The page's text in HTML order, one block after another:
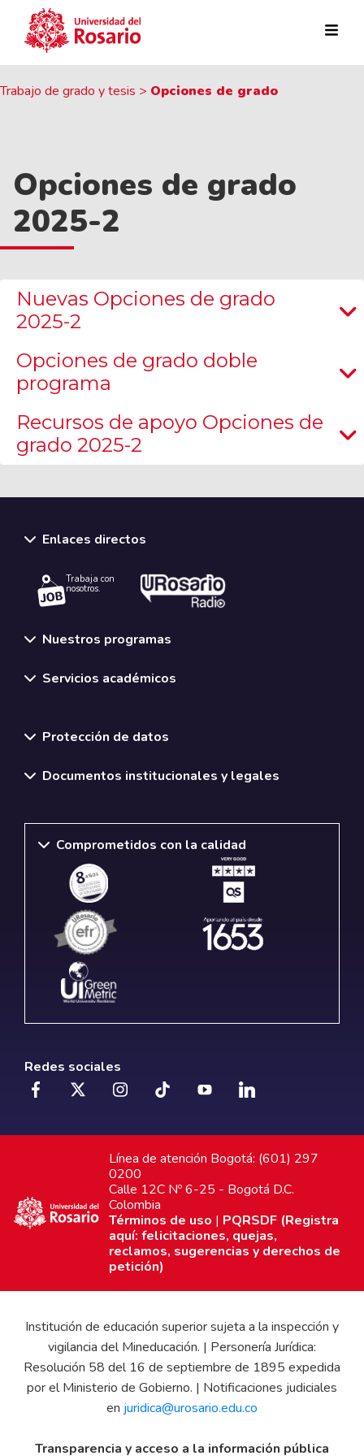
Trabajo de grado y tesis > Opciones de grado
Opciones de grado
2025-2
Nuevas Opciones de grado
2025-2
Opciones de grado doble
programa
Recursos de apoyo Opciones de
grado 2025-2
Enlaces directos
Trabaja con
nosotros.
Nuestros programas
Servicios académicos
Protección de datos
Documentos institucionales y legales
Comprometidos con la calidad
Redes sociales
Línea de atención Bogotá: (601) 297
0200
Calle 12C Nº 6-25 - Bogotá D.C.
Colombia
Términos de uso | PQRSDF (Registra
aquí: felicitaciones, quejas,
reclamos, sugerencias y derechos de
petición)
Institución de educación superior sujeta a la inspección y
vigilancia del Mineducación. | Personería Jurídica:
Resolución 58 del 16 de septiembre de 1895 expedida
por el Ministerio de Gobierno. | Notificaciones judiciales
en juridica@urosario.edu.co
Transparencia y acceso a la información pública